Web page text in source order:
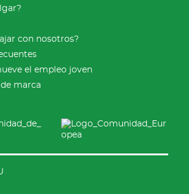
con nosotros?
el empleo joven
marca